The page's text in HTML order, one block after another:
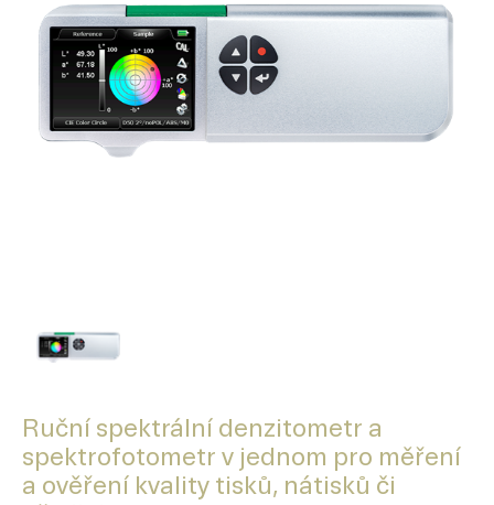
Ruční spektrální denzitometr a
spektrofotometr v jednom pro měření
a ověření kvality tisků, nátisků či